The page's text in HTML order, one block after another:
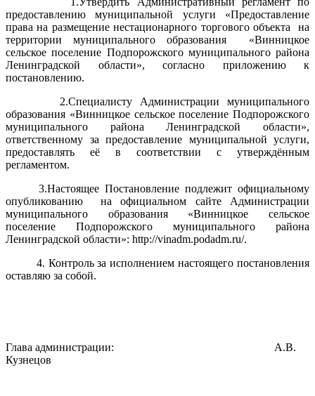
предоставлению муниципальной услуги «Предоставление
права на размещение нестационарного торгового объекта на
территории муниципального образования «Винницкое
сельское поселение Подпорожского муниципального района
Ленинградской области», согласно приложению к
постановлению.
2.Специалисту Администрации муниципального
образования «Винницкое сельское поселение Подпорожского
муниципального района Ленинградской области»,
ответственному за предоставление муниципальной услуги,
предоставлять её в соответствии с утверждённым
регламентом.
3.Настоящее Постановление подлежит официальному
опубликованию на официальном сайте Администрации
муниципального образования «Винницкое сельское
поселение Подпорожского муниципального района
Ленинградской области»: http://vinadm.podadm.ru/.
4. Контроль за исполнением настоящего постановления
оставляю за собой.
Глава администрации: А.В.
Кузнецов